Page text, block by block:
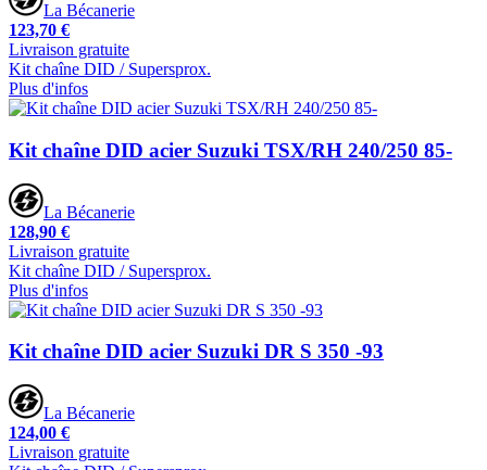
La Bécanerie
123,70 €
Livraison gratuite
Kit chaîne DID / Supersprox.
Plus d'infos
Kit chaîne DID acier Suzuki TSX/RH 240/250 85-
La Bécanerie
128,90 €
Livraison gratuite
Kit chaîne DID / Supersprox.
Plus d'infos
Kit chaîne DID acier Suzuki DR S 350 -93
La Bécanerie
124,00 €
Livraison gratuite